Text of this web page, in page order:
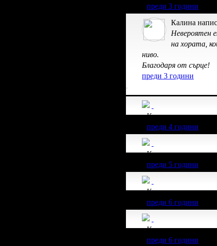
преди 3 години
Калина
Невероятен
на хората,
ниво.
Благодаря от сърце!
преди 3 години
Калина получава
преди 4 години
Калина получава
преди 5 години
Калина получава
преди 6 години
Калина получава
преди 6 години